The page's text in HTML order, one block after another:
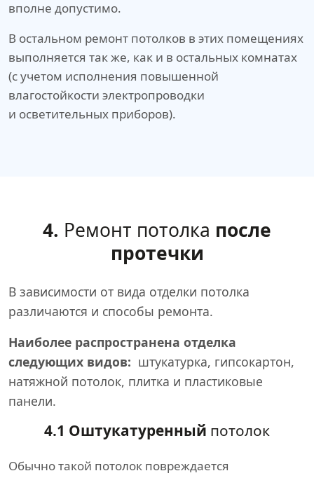
вполне допустимо.
В остальном ремонт потолков в этих помещениях
выполняется так же, как и в остальных комнатах
(с учетом исполнения повышенной
влагостойкости электропроводки
и осветительных приборов).
4. Ремонт потолка после
протечки
В зависимости от вида отделки потолка
различаются и способы ремонта.
Наиболее распространена отделка
следующих видов: штукатурка, гипсокартон,
натяжной потолок, плитка и пластиковые
панели.
4.1 Оштукатуренный потолок
Обычно такой потолок повреждается